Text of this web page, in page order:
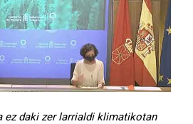
ez daki zer larrialdi klimatikotan